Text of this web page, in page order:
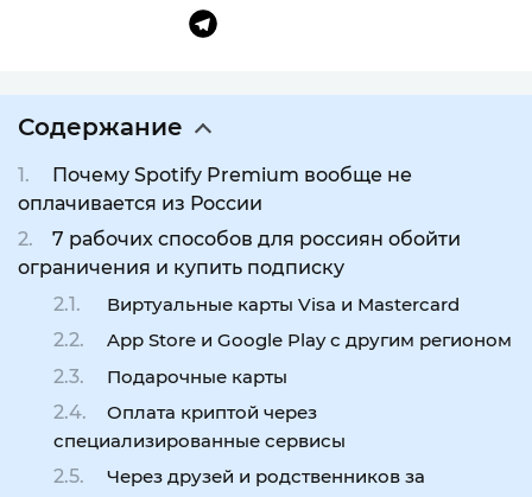
Содержание
Почему Spotify Premium вообще не
оплачивается из России
7 рабочих способов для россиян обойти
ограничения и купить подписку
Виртуальные карты Visa и Mastercard
App Store и Google Play с другим регионом
Подарочные карты
Оплата криптой через
специализированные сервисы
Через друзей и родственников за